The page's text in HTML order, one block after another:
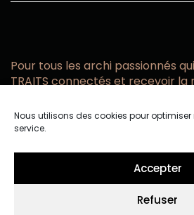
Nous utilisons des cookies pour optimiser
service.
Accepter
Refuser
Pour tous les archi passionnés
TRAITS connectés et recevoir
email
confidentialité.